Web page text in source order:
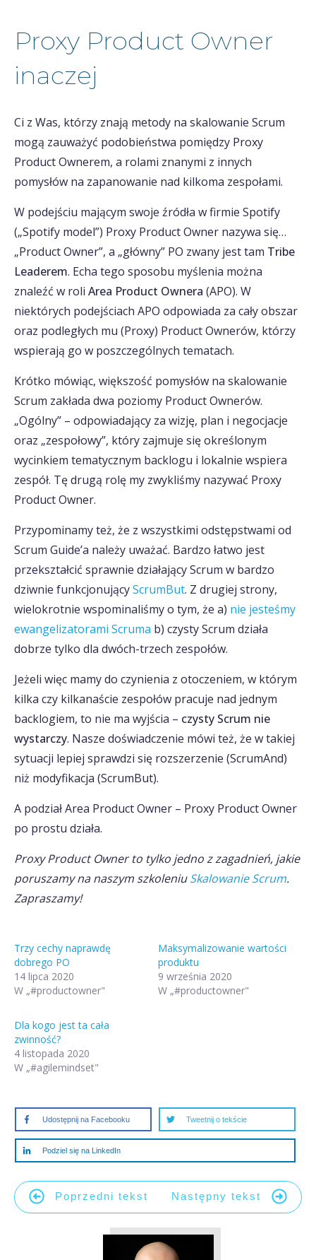
Proxy Product Owner
inaczej
Ci z Was, którzy znają metody na skalowanie Scrum
mogą zauważyć podobieństwa pomiędzy Proxy
Product Ownerem, a rolami znanymi z innych
pomysłów na zapanowanie nad kilkoma zespołami.
W podejściu mającym swoje źródła w firmie Spotify
(„Spotify model”) Proxy Product Owner nazywa się…
„Product Owner”, a „główny” PO zwany jest tam Tribe
Leaderem. Echa tego sposobu myślenia można
znaleźć w roli Area Product Ownera (APO). W
niektórych podejściach APO odpowiada za cały obszar
oraz podległych mu (Proxy) Product Ownerów, którzy
wspierają go w poszczególnych tematach.
Krótko mówiąc, większość pomysłów na skalowanie
Scrum zakłada dwa poziomy Product Ownerów.
„Ogólny” – odpowiadający za wizję, plan i negocjacje
oraz „zespołowy”, który zajmuje się określonym
wycinkiem tematycznym backlogu i lokalnie wspiera
zespół. Tę drugą rolę my zwykliśmy nazywać Proxy
Product Owner.
Przypominamy też, że z wszystkimi odstępstwami od
Scrum Guide’a należy uważać. Bardzo łatwo jest
przekształcić sprawnie działający Scrum w bardzo
dziwnie funkcjonującyScrumBut. Z drugiej strony,
wielokrotnie wspominaliśmy o tym, że a) nie jesteśmy
ewangelizatorami Scruma b) czysty Scrum działa
dobrze tylko dla dwóch-trzech zespołów.
Jeżeli więc mamy do czynienia z otoczeniem, w którym
kilka czy kilkanaście zespołów pracuje nad jednym
backlogiem, to nie ma wyjścia – czysty Scrum nie
wystarczy. Nasze doświadczenie mówi też, że w takiej
sytuacji lepiej sprawdzi się rozszerzenie (ScrumAnd)
niż modyfikacja (ScrumBut).
A podział Area Product Owner – Proxy Product Owner
po prostu działa.
Proxy Product Owner to tylko jedno z zagadnień, jakie
poruszamy na naszym szkoleniuSkalowanie Scrum.
Zapraszamy!
Trzy cechy naprawdę
dobrego PO
14 lipca 2020
W „#productowner"
Maksymalizowanie wartości
produktu
9 września 2020
W „#productowner"
Dla kogo jest ta cała
zwinność?
4 listopada 2020
W „#agilemindset"
Udostępnij na Facebooku Tweetnij o tekście
Podziel się na LinkedIn
Poprzedni tekst Następny tekst